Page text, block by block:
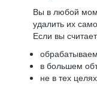
Вы в любой
удалить их
Если вы
в большем
не в тех